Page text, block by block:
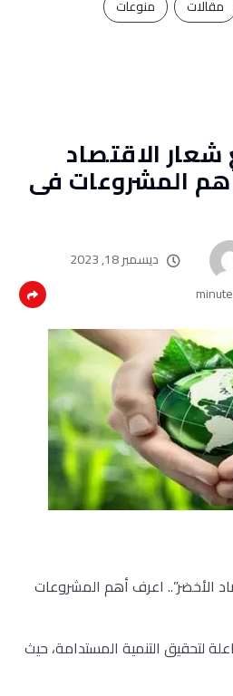
مقالات منوعات
الاقتصاد
المشروعات فى
ديسمبر 18, 2023
الأخضر”.. اعرف أهم المشروعات
لتحقيق التنمية المستدامة، حيث